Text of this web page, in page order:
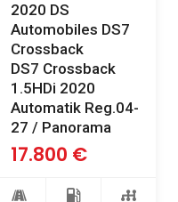
2020 DS
Automobiles DS7
Crossback
DS7 Crossback
1.5HDi 2020
Automatik Reg.04-
27 / Panorama
17.800 €